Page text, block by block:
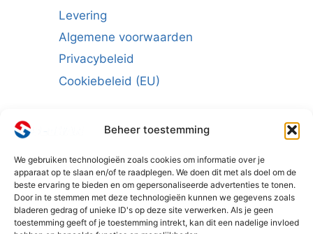
Beheer toestemming
We gebruiken technologieën zoals cookies om informatie over je
apparaat op te slaan en/of te raadplegen. We doen dit met als doel om de
beste ervaring te bieden en om gepersonaliseerde advertenties te tonen.
Door in te stemmen met deze technologieën kunnen we gegevens zoals
bladeren gedrag of unieke ID's op deze site verwerken. Als je geen
toestemming geeft of je toestemming intrekt, kan dit een nadelige invloed
Levering
Algemene voorwaarden
Privacybeleid
Cookiebeleid (EU)
Schrijf u in voor de nieuwsbrief:
E-mailadres*